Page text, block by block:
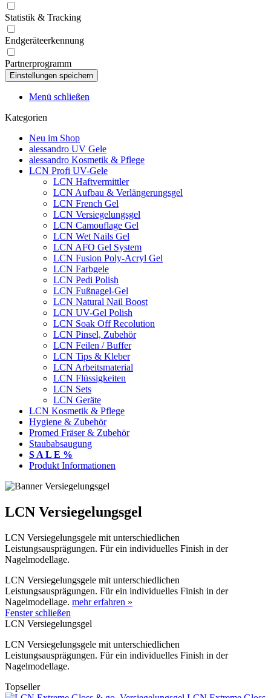
Statistik & Tracking
Endgeräteerkennung
Partnerprogramm
Menü schließen
Kategorien
Neu im Shop
alessandro UV Gele
alessandro Kosmetik & Pflege
LCN Profi UV-Gele
LCN Haftvermittler
LCN Aufbau & Verlängerungsgel
LCN French Gel
LCN Versiegelungsgel
LCN Camouflage Gel
LCN Wet Nails Gel
LCN AFO Gel System
LCN Fusion Poly-Acryl Gel
LCN Farbgele
LCN Pedi Polish
LCN Fußnagel-Gel
LCN Natural Nail Boost
LCN UV-Gel Polish
LCN Soak Off Recolution
LCN Pinsel, Zubehör
LCN Feilen / Buffer
LCN Tips & Kleber
LCN Arbeitsmaterial
LCN Flüssigkeiten
LCN Sets
LCN Geräte
LCN Kosmetik & Pflege
Hygiene & Zubehör
Promed Fräser & Zubehör
Staubabsaugung
S A L E %
Produkt Informationen
LCN Versiegelungsgel
LCN Versiegelungsgele mit unterschiedlichen
Leistungsausprägungen. Für ein individuelles Finish in der
Nagelmodellage.
LCN Versiegelungsgele mit unterschiedlichen
Leistungsausprägungen. Für ein individuelles Finish in der
Nagelmodellage. mehr erfahren »
Fenster schließen
LCN Versiegelungsgel
LCN Versiegelungsgele mit unterschiedlichen
Leistungsausprägungen. Für ein individuelles Finish in der
Nagelmodellage.
Topseller